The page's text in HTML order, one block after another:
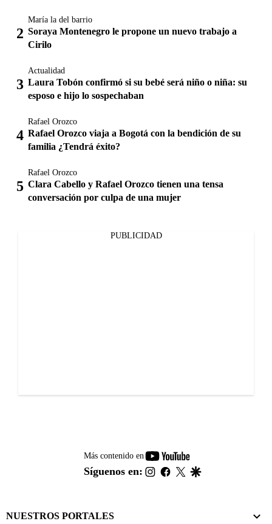
María la del barrio
Soraya Montenegro le propone un nuevo trabajo a
Cirilo
Actualidad
Laura Tobón confirmó si su bebé será niño o niña: su
esposo e hijo lo sospechaban
Rafael Orozco
Rafael Orozco viaja a Bogotá con la bendición de su
familia ¿Tendrá éxito?
Rafael Orozco
Clara Cabello y Rafael Orozco tienen una tensa
conversación por culpa de una mujer
PUBLICIDAD
Más contenido en
youtube-
footer
Síguenos en: instagram
facebook
twitter
NUESTROS PORTALES